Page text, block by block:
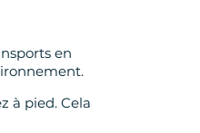
en
à pied. Cela